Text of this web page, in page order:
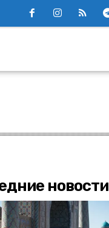
новости